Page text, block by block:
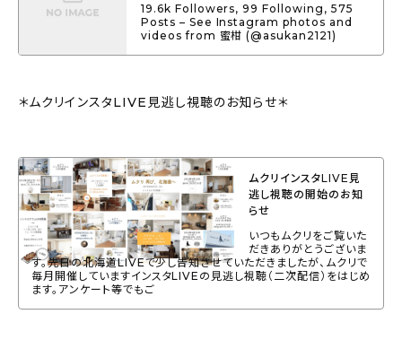
19.6k Followers, 99 Following, 575
Posts – See Instagram photos and
videos from 蜜柑 (@asukan2121)
＊ムクリインスタLIVE見逃し視聴のお知らせ＊
ムクリインスタLIVE見
逃し視聴の開始のお知
らせ
いつもムクリをご覧いた
だきありがとうございま
す。先日の北海道LIVEで少し告知させていただきましたが、ムクリで
毎月開催していますインスタLIVEの見逃し視聴（二次配信）をはじめ
ます。アンケート等でもご